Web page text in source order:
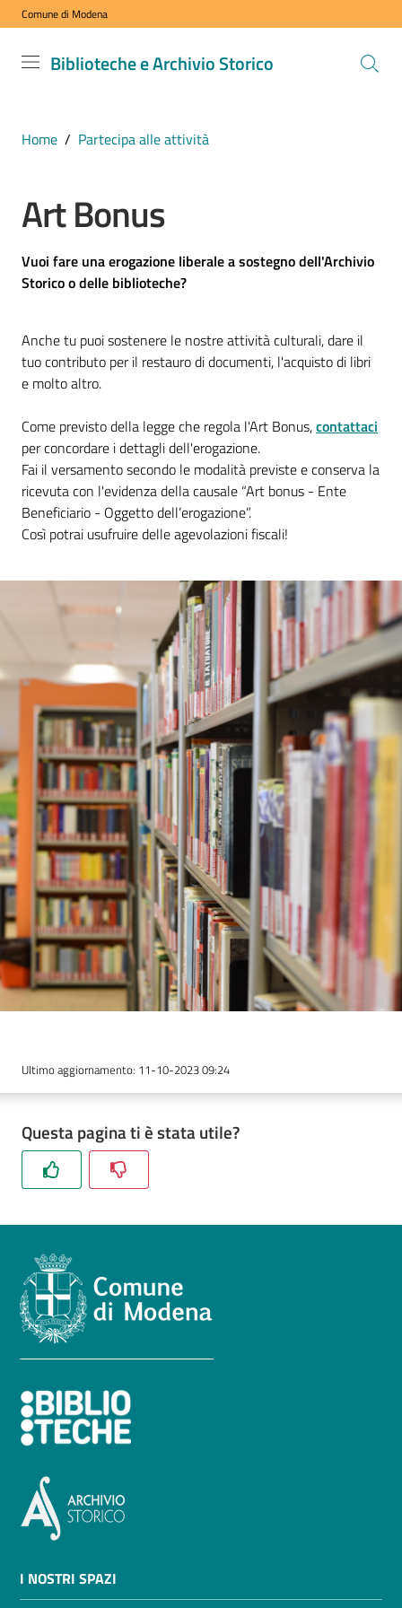
Vai al contenuto
Vai alla navigazione
Vai al footer
Comune di Modena
Biblioteche e Archivio Storico
Biblioteche
COMUNE DI
MODENA
VISITA
nostri
spazi
ESPLORA
i
SCOPRI
i
servizi
UTILIZZA
servizi
online
Novità
consigli
FAQ
Contatti
Seguici
su
Home / Partecipa alle attività
Art Bonus
Vuoi fare una erogazione liberale a sostegno dell'Archivio
Storico o delle biblioteche?
Anche tu puoi sostenere le nostre attività culturali, dare il
tuo contributo per il restauro di documenti, l'acquisto di libri
e molto altro.
Come previsto della legge che regola l'Art Bonus,contattaci
per concordare i dettagli dell'erogazione.
Fai il versamento secondo le modalità previste e conserva la
ricevuta con l'evidenza della causale “Art bonus - Ente
Beneficiario - Oggetto dell’erogazione”.
Così potrai usufruire delle agevolazioni fiscali!
Ultimo aggiornamento: 11-10-2023 09:24
Questa pagina ti è stata utile?
I NOSTRI SPAZI